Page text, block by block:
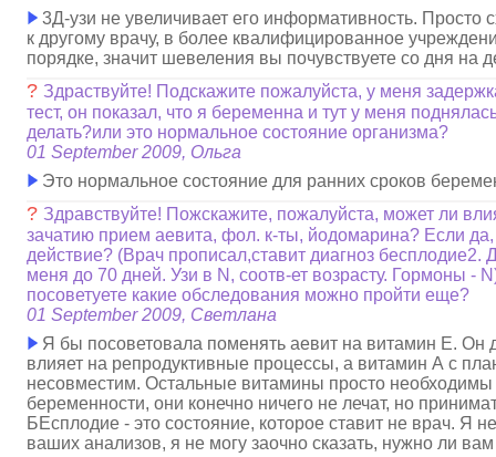
3Д-узи не увеличивает его информативность. Просто
к другому врачу, в более квалифицированное
порядке, значит шевеления вы почувствуете со дня на
? Здраствуйте! Подскажите пожалуйста, у меня
тест, он показал, что я беременна и тут у меня
делать?или это нормальное состояние организма?
01 September 2009, Ольга
Это нормальное состояние для ранних сроков
? Здравствуйте! Пожскажите, пожалуйста, может ли
зачатию прием аевита, фол. к-ты, йодомарина? Если да,
действие? (Врач прописал,ставит диагноз бесплодие2.
меня до 70 дней. Узи в N, соотв-ет возрасту. Гормоны -
посоветуете какие обследования можно пройти еще?
01 September 2009, Светлана
Я бы посоветовала поменять аевит на витамин Е. Он
влияет на репродуктивные процессы, а витамин А с
несовместим. Остальные витамины просто
беременности, они конечно ничего не лечат, но
БЕсплодие - это состояние, которое ставит не врач. Я
ваших анализов, я не могу заочно сказать, нужно ли вам